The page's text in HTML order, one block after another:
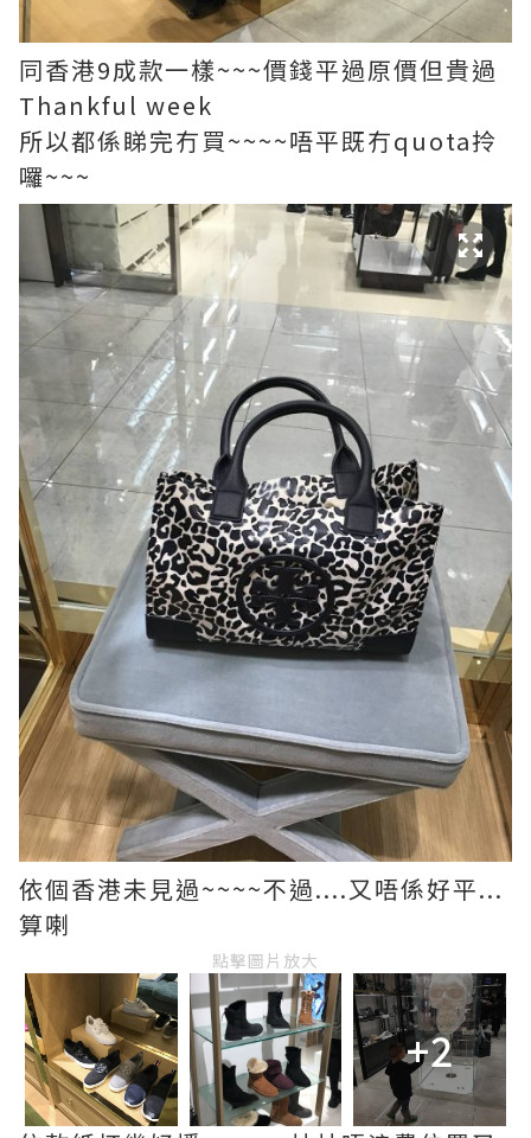
同香港9成款一樣~~~價錢平過原價但貴過
Thankful week
所以都係睇完冇買~~~~唔平既冇quota拎
囉~~~
依個香港未見過~~~~不過....又唔係好平...
算喇
點擊圖片放大
+2